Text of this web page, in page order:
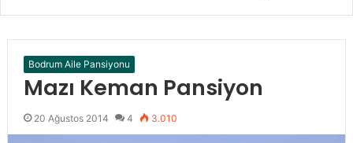
Bodrum Aile Pansiyonu
Mazı Keman Pansiyon
20 Ağustos 2014 4 3.010